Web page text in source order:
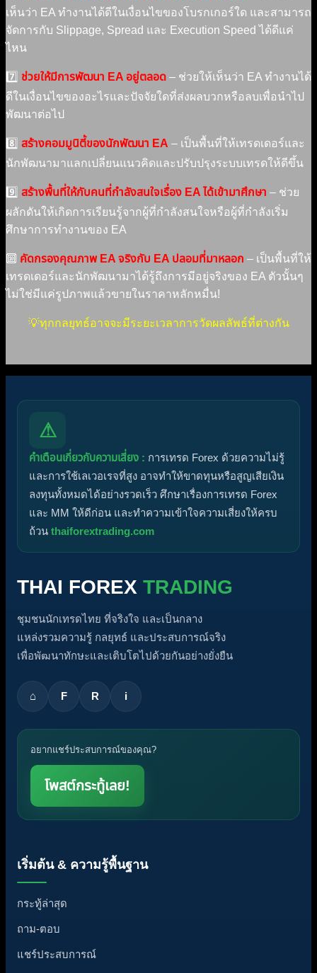
เห็นว่า EA ทำงานได้ดีในเงื่อนไขของโบรกเกอร์ใด และสามารถ
จัดการกับ Slippage, Spread และ Execution Speed ได้ดีแค่
ไหน
7️⃣ ช่วยให้มีการพัฒนา EA อยู่ตลอด – ช่วยให้เห็นว่า EA ทำงานได้
ดีในเงื่อนไขของอะไรและปัจจัยใดที่ส่งผลบวกหรือลบเพื่อนำไป
พัฒนาต่อไป
8️⃣ สร้างคอมมูนิตี้ของนักพัฒนา EA – เป็นพื้นที่ให้เทรดเดอร์และ
นักพัฒนามาแลกเปลี่ยนแนวคิดและปรับปรุงระบบเทรดให้ดีขึ้น
9️⃣ สร้างพื้นที่ให้กับคนที่กำลังสนใจเรื่อง EA ได้เข้ามาศึกษา – ช่วย
ผลักดันให้เกิดการเรียนรู้จากผู้ที่กำลังสนใจหรือผู้ที่กำลังเริ่ม
ศึกษาการทำงานของ EA
🔟 คัดกรองคุณภาพ EA จริงกับ EA ปลอมที่มาหลอก – เป็นพื้นที่ให้
เทรดเดอร์และนักพัฒนามาได้รู้ถึงการมีอยู่จริงของ EA ตัวนั้นๆ
ไม่ใช่มีแค่รูปภาพแล้วขายในราคาหลักหมื่น!
💡ทุกกลยุทธ์อาจจะมีระยะเวลาการวัดผลลัพธ์ที่ต่างกัน
⚠
คำเตือนเกี่ยวกับความเสี่ยง : การเทรด Forex ด้วยความไม่รู้
และการใช้เลเวอเรจที่สูง อาจทำให้ขาดทุนหรือสูญเสียเงิน
ลงทุนทั้งหมดได้อย่างรวดเร็ว ศึกษาเรื่องการเทรด Forex
และ MM ให้ดีก่อน และทำความเข้าใจความเสี่ยงให้ครบ
ถ้วน thaiforextrading.com
THAI FOREX TRADING
ชุมชนนักเทรดไทย ที่จริงใจ และเป็นกลาง
แหล่งรวมความรู้ กลยุทธ์ และประสบการณ์จริง
เพื่อพัฒนาทักษะและเติบโตไปด้วยกันอย่างยั่งยืน
⌂ F R i
อยากแชร์ประสบการณ์ของคุณ?
โพสต์กระทู้เลย!
เริ่มต้น & ความรู้พื้นฐาน
กระทู้ล่าสุด
ถาม-ตอบ
แชร์ประสบการณ์